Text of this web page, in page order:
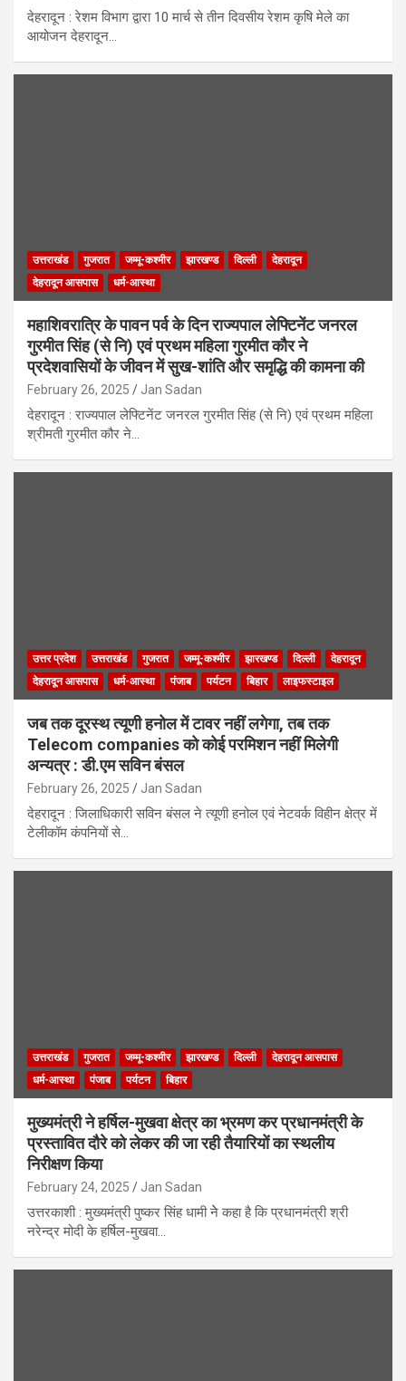
देहरादून : रेशम विभाग द्वारा 10 मार्च से तीन दिवसीय रेशम कृषि मेले का
आयोजन देहरादून…
उत्तराखंड गुजरात जम्मू-कश्मीर झारखण्ड दिल्ली
देहरादून
देहरादून आसपास
धर्म-आस्था
महाशिवरात्रि के पावन पर्व के दिन राज्यपाल लेफ्टिनेंट जनरल
गुरमीत सिंह (से नि) एवं प्रथम महिला गुरमीत कौर ने
प्रदेशवासियों के जीवन में सुख-शांति और समृद्धि की कामना की
February 26, 2025 Jan Sadan
देहरादून : राज्यपाल लेफ्टिनेंट जनरल गुरमीत सिंह (से नि) एवं प्रथम महिला
श्रीमती गुरमीत कौर ने…
उत्तर प्रदेश उत्तराखंड गुजरात जम्मू-कश्मीर झारखण्ड दिल्ली
देहरादून
देहरादून आसपास
धर्म-आस्था पंजाब पर्यटन बिहार लाइफस्टाइल
जब तक दूरस्थ त्यूणी हनोल में टावर नहीं लगेगा, तब तक
Telecom companies को कोई परमिशन नहीं मिलेगी
अन्यत्र : डी.एम सविन बंसल
February 26, 2025 Jan Sadan
देहरादून : जिलाधिकारी सविन बंसल ने त्यूणी हनोल एवं नेटवर्क विहीन क्षेत्र में
टेलीकॉम कंपनियों से…
उत्तराखंड गुजरात जम्मू-कश्मीर झारखण्ड दिल्ली
देहरादून आसपास
धर्म-आस्था
पंजाब पर्यटन बिहार
मुख्यमंत्री ने हर्षिल-मुखवा क्षेत्र का भ्रमण कर प्रधानमंत्री के
प्रस्तावित दौरे को लेकर की जा रही तैयारियों का स्थलीय
निरीक्षण किया
February 24, 2025 Jan Sadan
उत्तरकाशी : मुख्यमंत्री पुष्कर सिंह धामी नेे कहा है कि प्रधानमंत्री श्री
नरेन्द्र मोदी के हर्षिल-मुखवा…